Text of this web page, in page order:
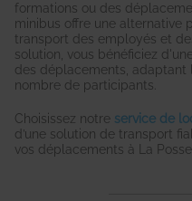
formations ou des
minibus offre une alternative
transport des employés et
solution, vous bénéficiez
des déplacements,
nombre de participants.
Choisissez notre service de
d’une solution de transport
vos déplacements à La